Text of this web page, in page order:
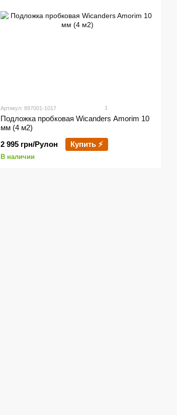
Артикул: 897001-1017 1
Подложка пробковая Wicanders Amorim 10
мм (4 м2)
2 995 грн/Рулон
Купить ⚡
В наличии